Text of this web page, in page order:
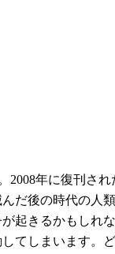
年に復刊され
だ後の時代の人
起きるかもしれ
てしまいます。